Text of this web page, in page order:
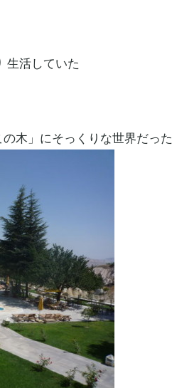
生活していた
の木」にそっくりな世界だった